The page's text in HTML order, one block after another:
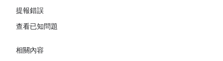
提報錯誤
查看已知問題
相關內容